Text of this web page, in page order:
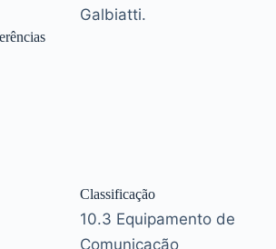
Galbiatti.
Classificação
10.3 Equipamento de
Comunicação